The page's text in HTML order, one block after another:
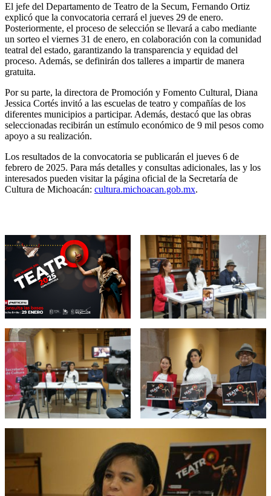
El jefe del Departamento de Teatro de la Secum, Fernando Ortiz
explicó que la convocatoria cerrará el jueves 29 de enero.
Posteriormente, el proceso de selección se llevará a cabo mediante
un sorteo el viernes 31 de enero, en colaboración con la comunidad
teatral del estado, garantizando la transparencia y equidad del
proceso. Además, se definirán dos talleres a impartir de manera
gratuita.
Por su parte, la directora de Promoción y Fomento Cultural, Diana
Jessica Cortés invitó a las escuelas de teatro y compañías de los
diferentes municipios a participar. Además, destacó que las obras
seleccionadas recibirán un estímulo económico de 9 mil pesos como
apoyo a su realización.
Los resultados de la convocatoria se publicarán el jueves 6 de
febrero de 2025. Para más detalles y consultas adicionales, las y los
interesados pueden visitar la página oficial de la Secretaría de
Cultura de Michoacán: cultura.michoacan.gob.mx.